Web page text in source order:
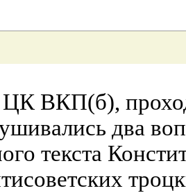
ВКП(б),
два
текста